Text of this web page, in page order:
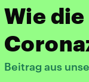
Wie
Beitrag aus